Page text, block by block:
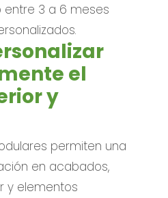
3 a 6 meses
el
y
permiten una
en acabados,
y elementos